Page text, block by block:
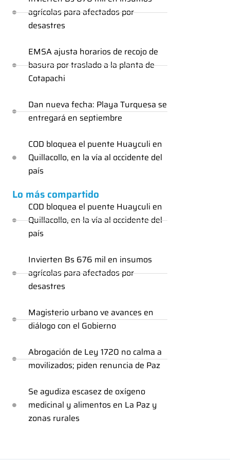
agrícolas para afectados por
desastres
EMSA ajusta horarios de recojo de
basura por traslado a la planta de
Cotapachi
Dan nueva fecha: Playa Turquesa se
entregará en septiembre
COD bloquea el puente Huayculi en
Quillacollo, en la vía al occidente del
país
Lo más compartido
COD bloquea el puente Huayculi en
Quillacollo, en la vía al occidente del
país
Invierten Bs 676 mil en insumos
agrícolas para afectados por
desastres
Magisterio urbano ve avances en
diálogo con el Gobierno
Abrogación de Ley 1720 no calma a
movilizados; piden renuncia de Paz
Se agudiza escasez de oxígeno
medicinal y alimentos en La Paz y
zonas rurales